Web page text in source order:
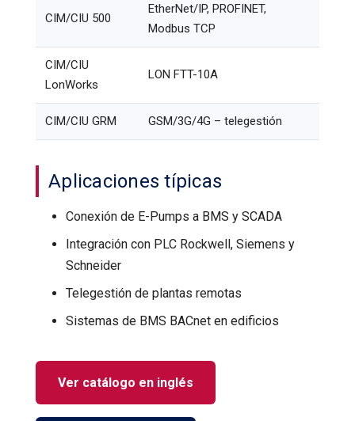
CIM/CIU 500
EtherNet/IP, PROFINET,
Modbus TCP
CIM/CIU
LonWorks
LON FTT-10A
CIM/CIU GRM GSM/3G/4G – telegestión
Aplicaciones típicas
Conexión de E-Pumps a BMS y SCADA
Integración con PLC Rockwell, Siemens y
Schneider
Telegestión de plantas remotas
Sistemas de BMS BACnet en edificios
Ver catálogo en inglés